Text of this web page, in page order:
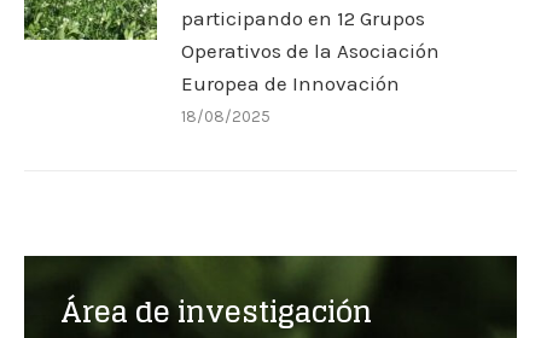
participando en 12 Grupos
Operativos de la Asociación
Europea de Innovación
18/08/2025
Área de investigación